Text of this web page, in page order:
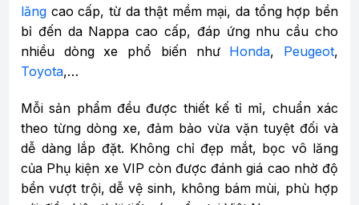
lăng cao cấp, từ da thật mềm mại, da tổng hợp bền
bỉ đến da Nappa cao cấp, đáp ứng nhu cầu cho
nhiều dòng xe phổ biến như Honda, Peugeot,
Toyota,…
Mỗi sản phẩm đều được thiết kế tỉ mỉ, chuẩn xác
theo từng dòng xe, đảm bảo vừa vặn tuyệt đối và
dễ dàng lắp đặt. Không chỉ đẹp mắt, bọc vô lăng
của Phụ kiện xe VIP còn được đánh giá cao nhờ độ
bền vượt trội, dễ vệ sinh, không bám mùi, phù hợp